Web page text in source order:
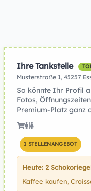
Ihre Tankstelle
Musterstraße 1, 45257
So könnte Ihr Profil
Fotos,
Premium-Platz ganz
1 STELLENANGEBOT
Heute: 2
Kaffee kaufen,